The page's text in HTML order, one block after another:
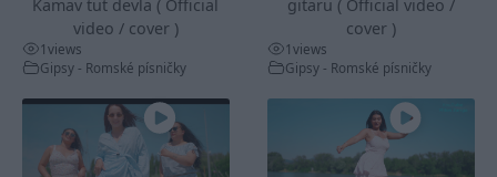
Kamav tut devla ( Official
video / cover )
1views
Gipsy - Romské písničky
gitaru ( Official video /
cover )
1views
Gipsy - Romské písničky